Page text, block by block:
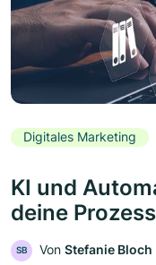
Digitales Marketing
KI und
deine
SB Von Stefanie Bloch